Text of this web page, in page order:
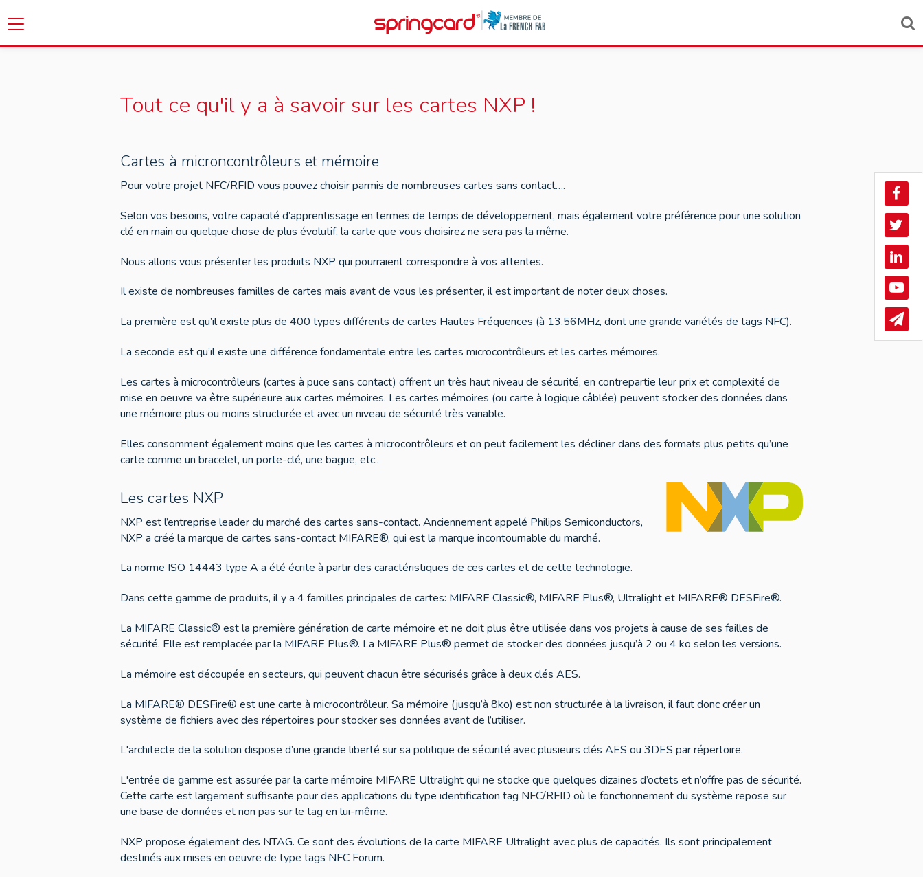
Tout ce qu'il y a à savoir sur les cartes NXP !
Cartes à microncontrôleurs et mémoire
Pour votre projet NFC/RFID vous pouvez choisir parmis de nombreuses cartes sans contact….
Selon vos besoins, votre capacité d’apprentissage en termes de temps de développement, mais également votre préférence pour une solution
clé en main ou quelque chose de plus évolutif, la carte que vous choisirez ne sera pas la même.
Nous allons vous présenter les produits NXP qui pourraient correspondre à vos attentes.
Il existe de nombreuses familles de cartes mais avant de vous les présenter, il est important de noter deux choses.
La première est qu’il existe plus de 400 types différents de cartes Hautes Fréquences (à 13.56MHz, dont une grande variétés de tags NFC).
La seconde est qu’il existe une différence fondamentale entre les cartes microcontrôleurs et les cartes mémoires.
Les cartes à microcontrôleurs (cartes à puce sans contact) offrent un très haut niveau de sécurité, en contrepartie leur prix et complexité de
mise en oeuvre va être supérieure aux cartes mémoires. Les cartes mémoires (ou carte à logique câblée) peuvent stocker des données dans
une mémoire plus ou moins structurée et avec un niveau de sécurité très variable.
Elles consomment également moins que les cartes à microcontrôleurs et on peut facilement les décliner dans des formats plus petits qu’une
carte comme un bracelet, un porte-clé, une bague, etc..
Les cartes NXP
NXP est l’entreprise leader du marché des cartes sans-contact. Anciennement appelé Philips Semiconductors,
NXP a créé la marque de cartes sans-contact MIFARE®, qui est la marque incontournable du marché.
La norme ISO 14443 type A a été écrite à partir des caractéristiques de ces cartes et de cette technologie.
Dans cette gamme de produits, il y a 4 familles principales de cartes: MIFARE Classic®, MIFARE Plus®, Ultralight et MIFARE® DESFire®.
La MIFARE Classic® est la première génération de carte mémoire et ne doit plus être utilisée dans vos projets à cause de ses failles de
sécurité. Elle est remplacée par la MIFARE Plus®. La MIFARE Plus® permet de stocker des données jusqu’à 2 ou 4 ko selon les versions.
La mémoire est découpée en secteurs, qui peuvent chacun être sécurisés grâce à deux clés AES.
La MIFARE® DESFire® est une carte à microcontrôleur. Sa mémoire (jusqu’à 8ko) est non structurée à la livraison, il faut donc créer un
système de fichiers avec des répertoires pour stocker ses données avant de l’utiliser.
L'architecte de la solution dispose d’une grande liberté sur sa politique de sécurité avec plusieurs clés AES ou 3DES par répertoire.
L'entrée de gamme est assurée par la carte mémoire MIFARE Ultralight qui ne stocke que quelques dizaines d’octets et n’offre pas de sécurité.
Cette carte est largement suffisante pour des applications du type identification tag NFC/RFID où le fonctionnement du système repose sur
une base de données et non pas sur le tag en lui-même.
NXP propose également des NTAG. Ce sont des évolutions de la carte MIFARE Ultralight avec plus de capacités. Ils sont principalement
destinés aux mises en oeuvre de type tags NFC Forum.
In